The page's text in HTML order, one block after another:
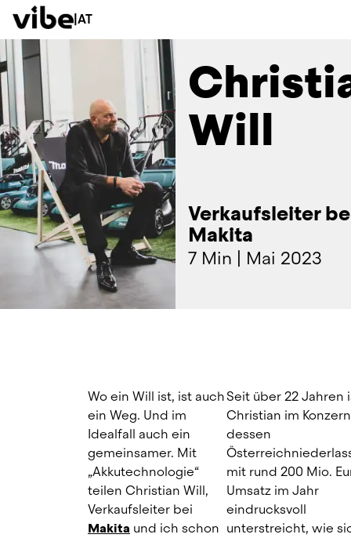
| AT
Will
Verkaufsleiter
Makita
7 Min | Mai 2023
Wo ein Will ist, ist auch
ein Weg. Und im
Idealfall auch ein
gemeinsamer. Mit
„Akkutechnologie“
teilen Christian Will,
Makita und ich schon
Seit über 22 Jahren
Christian im
dessen
mit rund 200 Mio.
Umsatz im Jahr
eindrucksvoll
unterstreicht, wie